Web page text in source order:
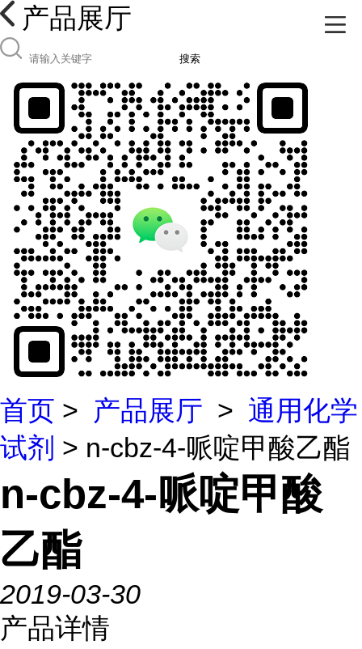
产品展厅
搜索
首页 > 产品展厅 > 通用化学
试剂 > n-cbz-4-哌啶甲酸乙酯
n-cbz-4-哌啶甲酸
乙酯
2019-03-30
产品详情